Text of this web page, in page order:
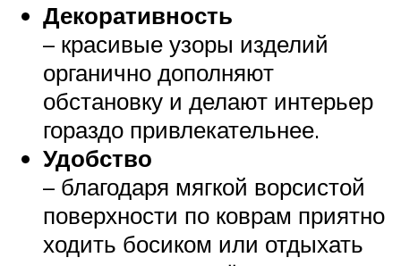
Декоративность
– красивые узоры изделий
органично дополняют
обстановку и делают интерьер
гораздо привлекательнее.
Удобство
– благодаря мягкой ворсистой
поверхности по коврам приятно
ходить босиком или отдыхать